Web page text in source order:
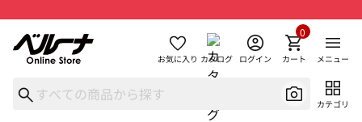
お気に入り カタログ ログイン カート
0
メニュー
カテゴリ